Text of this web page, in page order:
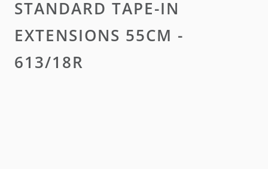
STANDARD TAPE-IN
EXTENSIONS 55CM -
613/18R